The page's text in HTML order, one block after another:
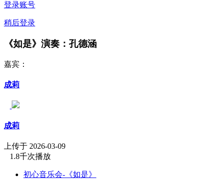
登录账号
稍后登录
《如是》演奏：孔德涵
嘉宾：
成莉
成莉
上传于 2026-03-09
1.8千次播放
初心音乐会-《如是》